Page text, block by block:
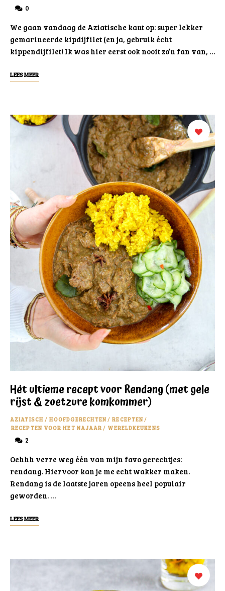
0
We gaan vandaag de Aziatische kant op: super lekker
gemarineerde kipdijfilet (en ja, gebruik écht
kippendijfilet! Ik was hier eerst ook nooit zo’n fan van, …
LEES MEER
Hét ultieme recept voor Rendang (met gele
rijst & zoetzure komkommer)
AZIATISCH / HOOFDGERECHTEN/ RECEPTEN/
RECEPTEN VOOR HET NAJAAR/ WERELDKEUKENS
2
Oehhh verre weg één van mijn favo gerechtjes:
rendang. Hiervoor kan je me echt wakker maken.
Rendang is de laatste jaren opeens heel populair
geworden. …
LEES MEER